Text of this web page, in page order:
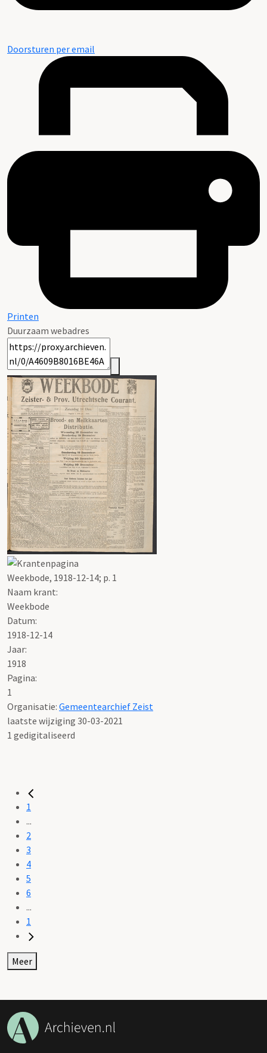
Doorsturen per email
Printen
Duurzaam webadres
Weekbode, 1918-12-14; p. 1
Naam krant:
Weekbode
Datum:
1918-12-14
Jaar:
1918
Pagina:
1
Organisatie: Gemeentearchief Zeist
laatste wijziging 30-03-2021
1 gedigitaliseerd
1
...
2
3
4
5
6
...
1
Meer